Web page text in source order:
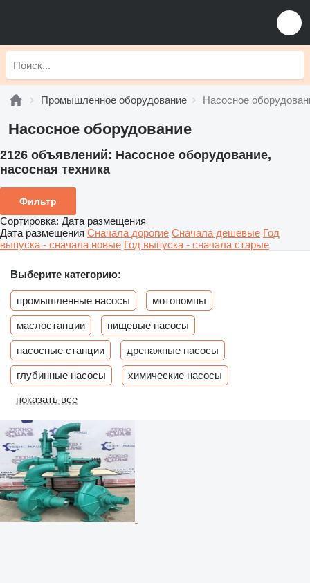
Промышленное оборудование Насосное
Насосное оборудование
2126 объявлений: Насосное оборудование,
насосная техника
Фильтр
Сортировка: Дата размещения
Дата размещения Сначала дорогие Сначала дешевые Год
выпуска - сначала новые Год выпуска - сначала старые
Выберите категорию:
промышленные насосы мотопомпы
маслостанции пищевые насосы
насосные станции дренажные насосы
глубинные насосы химические насосы
показать все